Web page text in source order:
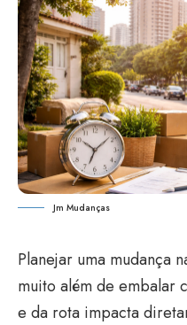
Jm Mudanças
Planejar uma mudança
muito além de embalar
e da rota impacta